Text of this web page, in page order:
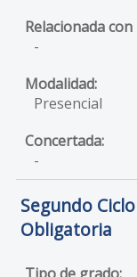
-
Presencial
-
Segundo
Obligatoria